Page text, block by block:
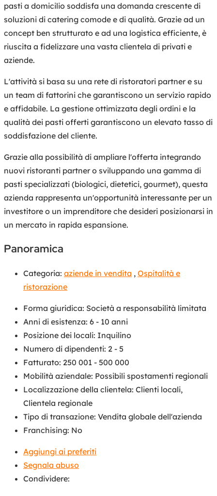
pasti a domicilio soddisfa una domanda crescente di
soluzioni di catering comode e di qualità. Grazie ad un
concept ben strutturato e ad una logistica efficiente, è
riuscita a fidelizzare una vasta clientela di privati e
aziende.
L'attività si basa su una rete di ristoratori partner e su
un team di fattorini che garantiscono un servizio rapido
e affidabile. La gestione ottimizzata degli ordini e la
qualità dei pasti offerti garantiscono un elevato tasso di
soddisfazione del cliente.
Grazie alla possibilità di ampliare l'offerta integrando
nuovi ristoranti partner o sviluppando una gamma di
pasti specializzati (biologici, dietetici, gourmet), questa
azienda rappresenta un'opportunità interessante per un
investitore o un imprenditore che desideri posizionarsi in
un mercato in rapida espansione.
Panoramica
Categoria: aziende in vendita , Ospitalità e
ristorazione
Forma giuridica: Società a responsabilità limitata
Anni di esistenza: 6 - 10 anni
Posizione dei locali: Inquilino
Numero di dipendenti: 2 - 5
Fatturato: 250 001 - 500 000
Mobilità aziendale: Possibili spostamenti regionali
Localizzazione della clientela: Clienti locali,
Clientela regionale
Tipo di transazione: Vendita globale dell'azienda
Franchising: No
Aggiungi ai preferiti
Segnala abuso
Condividere: